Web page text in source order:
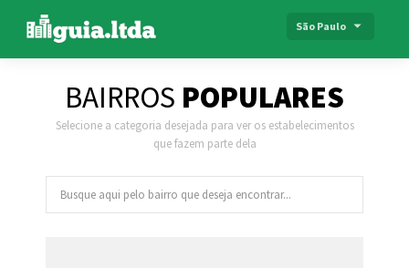
São Paulo
BAIRROS POPULARES
Selecione a categoria desejada para ver os estabelecimentos
que fazem parte dela